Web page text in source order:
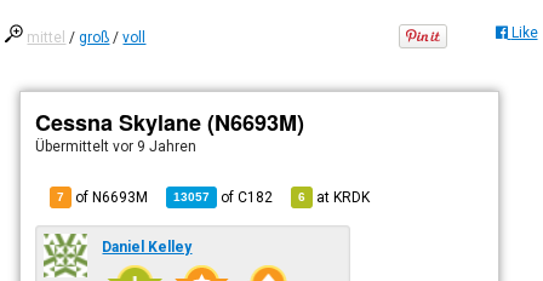
mittel /groß /voll Like
Cessna Skylane (N6693M)
Übermitteltvor 9 Jahren
7 of N6693M 13057 ofC182 6 atKRDK
Daniel Kelley